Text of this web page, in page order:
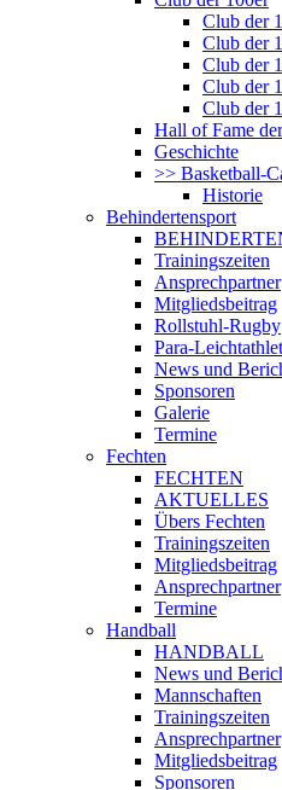
Club der
Club der
Club der
Club der
Club der
Hall of Fame
Geschichte
>> Basketball-
Historie
Behindertensport
Trainingszeiten
Ansprechpartner
Mitgliedsbeitrag
Rollstuhl-Rugby
Para-
News und
Sponsoren
Galerie
Termine
Fechten
FECHTEN
AKTUELLES
Übers Fechten
Trainingszeiten
Mitgliedsbeitrag
Ansprechpartner
Termine
Handball
HANDBALL
News und
Mannschaften
Trainingszeiten
Ansprechpartner
Mitgliedsbeitrag
Sponsoren